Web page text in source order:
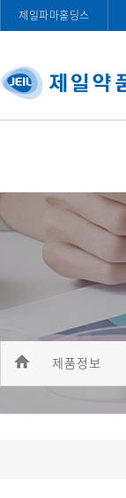
제일파마홀딩스
제품정보